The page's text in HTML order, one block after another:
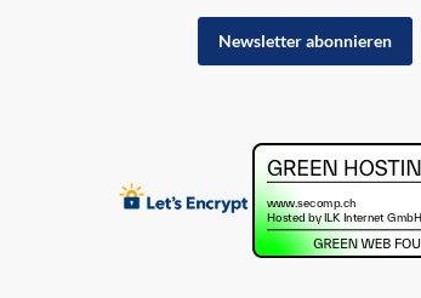
Newsletter abonnieren